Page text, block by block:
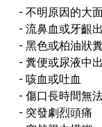
- 不明原因的大
- 流鼻血或牙齦
- 黑色或柏油狀
- 糞便或尿液中
- 咳血或吐血
- 傷口長時間無
- 突發劇烈頭痛